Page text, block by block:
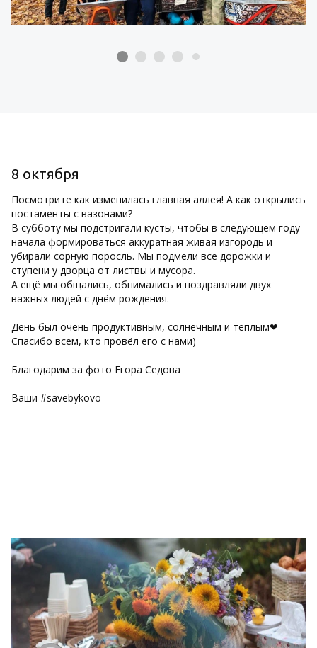
8 октября
Посмотрите как изменилась главная аллея! А как открылись
постаменты с вазонами?
В субботу мы подстригали кусты, чтобы в следующем году
начала формироваться аккуратная живая изгородь и
убирали сорную поросль. Мы подмели все дорожки и
ступени у дворца от листвы и мусора.
А ещё мы общались, обнимались и поздравляли двух
важных людей с днём рождения.
День был очень продуктивным, солнечным и тёплым❤
Спасибо всем, кто провёл его с нами)
Благодарим за фото Егора Седова
Ваши #savebykovo